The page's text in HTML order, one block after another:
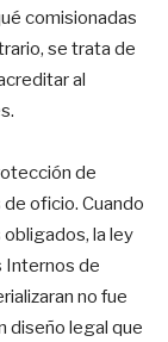
comisionadas
se trata de
al
de
oficio. Cuando
la ley
Internos de
no fue
diseño legal que